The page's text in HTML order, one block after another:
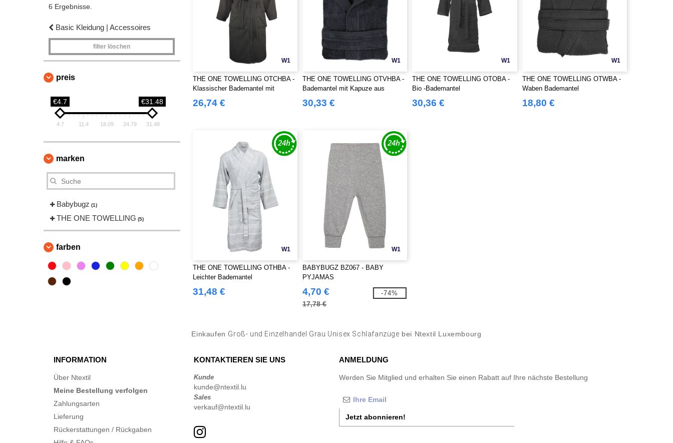
6 Ergebnisse.
Basic Kleidung | Accessoires
filter löschen
preis
€4.7 €31.48
4.7 11.4 18.09 24.79 31.48
marken
Babybugz (1)
THE ONE TOWELLING (5)
farben
W1
THE ONE TOWELLING OTCHBA -
Klassischer Bademantel mit
Kapuze
26,74 €
W1
THE ONE TOWELLING OTVHBA -
Bademantel mit Kapuze aus
Velours
30,33 €
W1
THE ONE TOWELLING OTOBA -
Bio -Bademantel
30,36 €
W1
THE ONE TOWELLING OTWBA -
Waben Bademantel
18,80 €
W1
THE ONE TOWELLING OTHBA -
Leichter Bademantel
31,48 €
W1
BABYBUGZ BZ067 - BABY
PYJAMAS
4,70 €
17,78 €
-74%
Einkaufen Groß- und Einzelhandel Grau Unisex Schlafanzüge bei Ntextil Luxembourg
INFORMATION
Über Ntextil
Meine Bestellung verfolgen
Zahlungsarten
Lieferung
Rückerstattungen / Rückgaben
KONTAKTIEREN SIE UNS
Kunde
kunde@ntextil.lu
Sales
verkauf@ntextil.lu
ANMELDUNG
Werden Sie Mitglied und erhalten Sie einen Rabatt auf Ihre nächste Bestellung
Jetzt abonnieren!